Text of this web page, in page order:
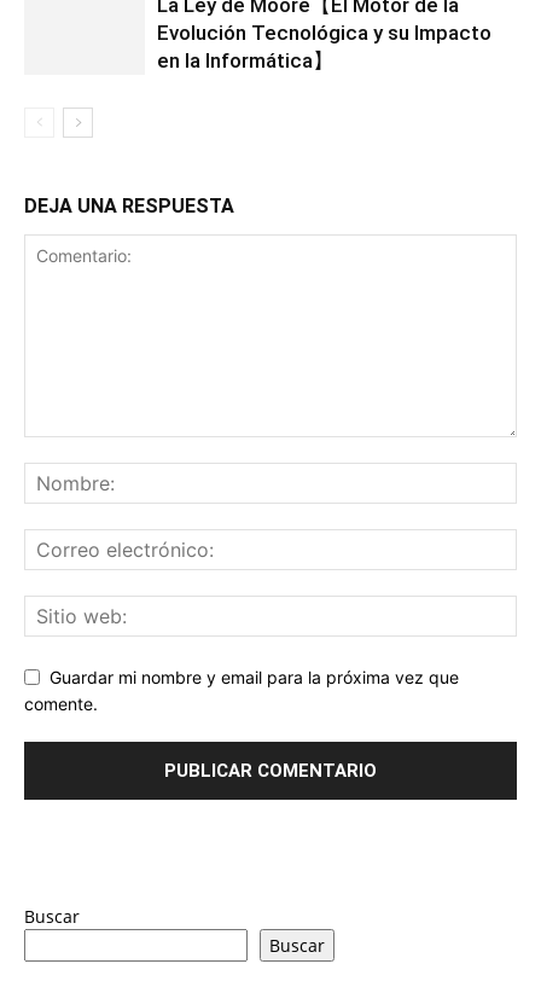
Evolución Tecnológica y su Impacto
en la Informática】
DEJA UNA RESPUESTA
Guardar mi nombre y email para la próxima vez que
comente.
Buscar
Buscar